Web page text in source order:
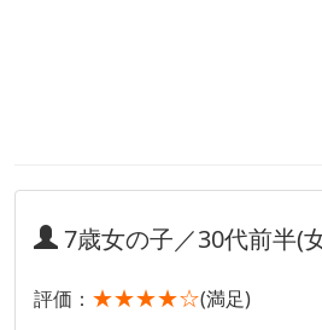
7歳女の子／30代前半(
評価： ★★★★☆(満足)